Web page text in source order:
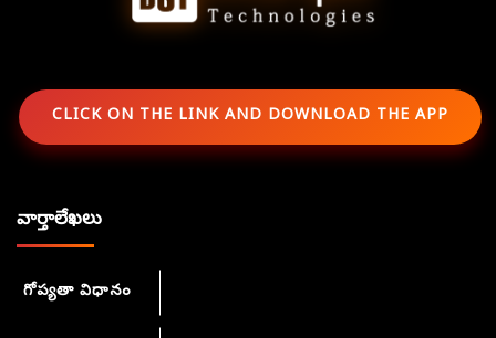
CLICK ON THE LINK AND DOWNLOAD THE APP
వార్తాలేఖలు
గోప్యతా విధానం